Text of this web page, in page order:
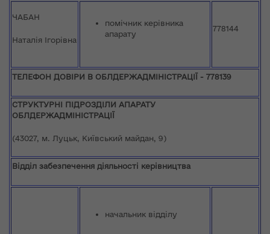
ЧАБАН
Наталія Ігорівна
помічник керівника
апарату
778144
ТЕЛЕФОН ДОВІРИ В ОБЛДЕРЖАДМІНІСТРАЦІЇ - 778139
СТРУКТУРНІ ПІДРОЗДІЛИ АПАРАТУ
ОБЛДЕРЖАДМІНІСТРАЦІЇ
(43027, м. Луцьк, Київський майдан, 9)
Відділ забезпечення діяльності керівництва
начальник відділу